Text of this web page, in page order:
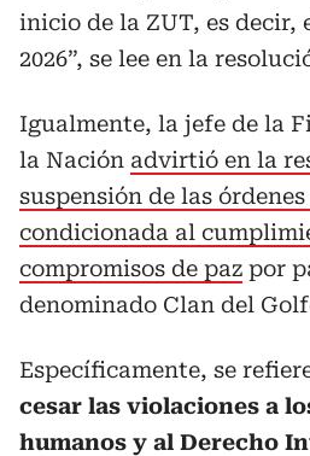
inicio de la ZUT, es decir,
2026”, se lee en la
Igualmente, la jefe de la
la Nación advirtió en la
suspensión de las
condicionada al
compromisos de paz por
denominado Clan del
Específicamente, se
cesar las violaciones a
humanos y al Derecho